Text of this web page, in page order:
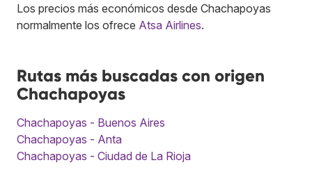
Los precios más económicos desde Chachapoyas
normalmente los ofrece Atsa Airlines.
Rutas más buscadas con origen
Chachapoyas
Chachapoyas - Buenos Aires
Chachapoyas - Anta
Chachapoyas - Ciudad de La Rioja